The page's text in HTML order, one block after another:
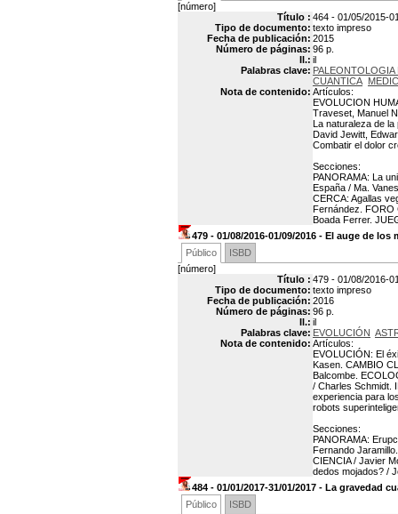
[número]
Título : 464 - 01/05/2015-
Tipo de documento: texto impreso
Fecha de publicación: 2015
Número de páginas: 96 p.
Il.: il
Palabras clave: PALEONTOLOGIA
CUANTICA
Nota de contenido: Artículos:
EVOLUCION
Traveset, Manuel
La naturaleza de la
David Jewitt,
Combatir el dolor
Secciones:
PANORAMA: La
España / Ma.
CERCA: Agallas
Fernández. FORO
Boada Ferrer.
479 - 01/08/2016-01/09/2016 - El auge de los
Público
ISBD
[número]
Título : 479 - 01/08/2016-
Tipo de documento: texto impreso
Fecha de publicación: 2016
Número de páginas: 96 p.
Il.: il
Palabras clave: EVOLUCIÓN
Nota de contenido: Artículos:
EVOLUCIÓN: El
Kasen. CAMBIO
Balcombe.
/ Charles Schmidt.
experiencia para
robots
Secciones:
PANORAMA:
Fernando
CIENCIA / Javier
dedos mojados? /
484 - 01/01/2017-31/01/2017 - La gravedad
Público
ISBD